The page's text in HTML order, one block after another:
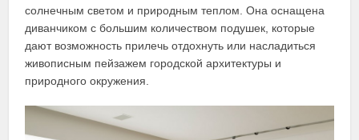
солнечным светом и природным теплом. Она оснащена
диванчиком с большим количеством подушек, которые
дают возможность прилечь отдохнуть или насладиться
живописным пейзажем городской архитектуры и
природного окружения.